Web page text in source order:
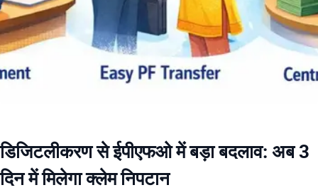
डिजिटलीकरण से ईपीएफओ में बड़ा बदलाव: अब 3
दिन में मिलेगा क्लेम निपटान